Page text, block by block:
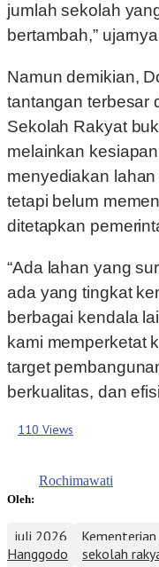
jumlah sekolah
bertambah,”
Namun demikian,
tantangan terbesar
Sekolah Rakyat
melainkan
menyediakan
tetapi belum
ditetapkan
“Ada lahan yang
ada yang tingkat
berbagai kendala
kami memperketat
target
berkualitas, dan
110 Views
Oleh:
Rochimawati
juli 2026 Kementerian
Hanggodo
sekolah